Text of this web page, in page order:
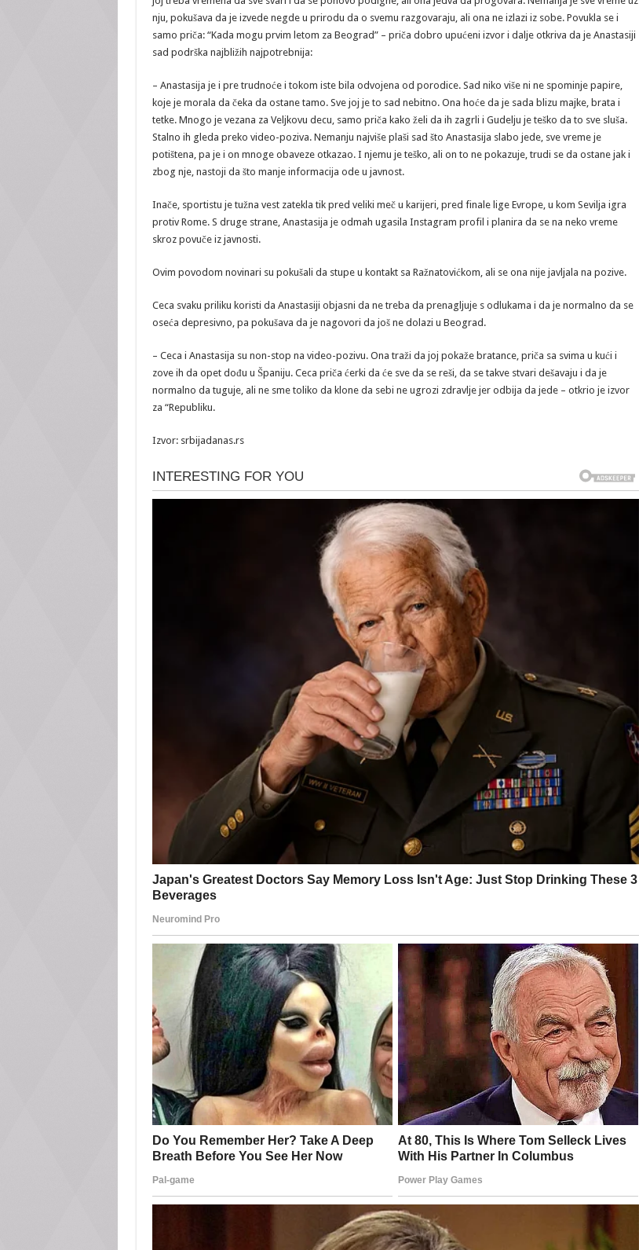
nju, pokušava da je izvede negde u prirodu da o svemu razgovaraju, ali ona ne izlazi iz sobe. Povukla se i
samo priča: “Kada mogu prvim letom za Beograd” – priča dobro upućeni izvor i dalje otkriva da je Anastasiji
sad podrška najbližih najpotrebnija:
– Anastasija je i pre trudnoće i tokom iste bila odvojena od porodice. Sad niko više ni ne spominje papire,
koje je morala da čeka da ostane tamo. Sve joj je to sad nebitno. Ona hoće da je sada blizu majke, brata i
tetke. Mnogo je vezana za Veljkovu decu, samo priča kako želi da ih zagrli i Gudelju je teško da to sve sluša.
Stalno ih gleda preko video-poziva. Nemanju najviše plaši sad što Anastasija slabo jede, sve vreme je
potištena, pa je i on mnoge obaveze otkazao. I njemu je teško, ali on to ne pokazuje, trudi se da ostane jak i
zbog nje, nastoji da što manje informacija ode u javnost.
Inače, sportistu je tužna vest zatekla tik pred veliki meč u karijeri, pred finale lige Evrope, u kom Sevilja igra
protiv Rome. S druge strane, Anastasija je odmah ugasila Instagram profil i planira da se na neko vreme
skroz povuče iz javnosti.
Ovim povodom novinari su pokušali da stupe u kontakt sa Ražnatovićkom, ali se ona nije javljala na pozive.
Ceca svaku priliku koristi da Anastasiji objasni da ne treba da prenagljuje s odlukama i da je normalno da se
oseća depresivno, pa pokušava da je nagovori da još ne dolazi u Beograd.
– Ceca i Anastasija su non-stop na video-pozivu. Ona traži da joj pokaže bratance, priča sa svima u kući i
zove ih da opet dođu u Španiju. Ceca priča ćerki da će sve da se reši, da se takve stvari dešavaju i da je
normalno da tuguje, ali ne sme toliko da klone da sebi ne ugrozi zdravlje jer odbija da jede – otkrio je izvor
za “Republiku.
Izvor: srbijadanas.rs